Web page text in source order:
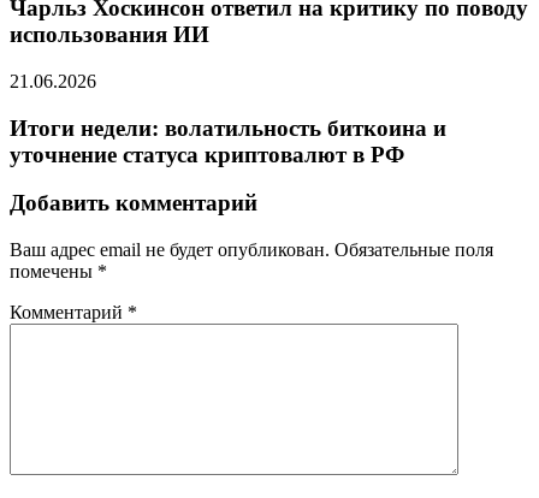
Чарльз Хоскинсон ответил на критику по поводу
использования ИИ
21.06.2026
Итоги недели: волатильность биткоина и
уточнение статуса криптовалют в РФ
Добавить комментарий
Ваш адрес email не будет опубликован. Обязательные поля
помечены *
Комментарий *